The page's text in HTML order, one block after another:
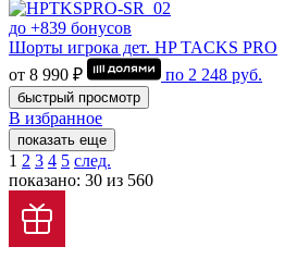
до +839 бонусов
Шорты игрока дет. HP TACKS PRO
от 8 990 ₽
по 2 248 руб.
быстрый просмотр
В избранное
показать еще
1 2 3 4 5 след.
показано: 30 из 560